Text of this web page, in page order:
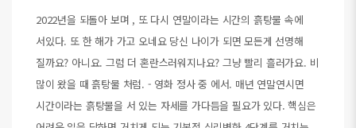
2022년을 되돌아 보며 , 또 다시 연말이라는 시간의 흙탕물 속에
서있다. 또 한 해가 가고 오네요 당신 나이가 되면 모든게 선명해
질까요? 아니요. 그럼 더 혼란스러워지나요? 그냥 빨리 흘러가요. 비
많이 왔을 때 흙탕물 처럼. - 영화 정사 중 에서. 매년 연말연시면
시간이라는 흙탕물을 서 있는 자세를 가다듬을 필요가 있다. 핵심은